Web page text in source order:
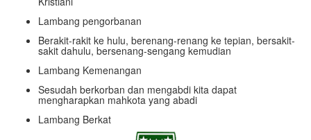
Lambang pengorbanan
Berakit-rakit ke hulu, berenang-renang ke tepian, bersakit-
sakit dahulu, bersenang-sengang kemudian
Lambang Kemenangan
Sesudah berkorban dan mengabdi kita dapat
mengharapkan mahkota yang abadi
Lambang Berkat